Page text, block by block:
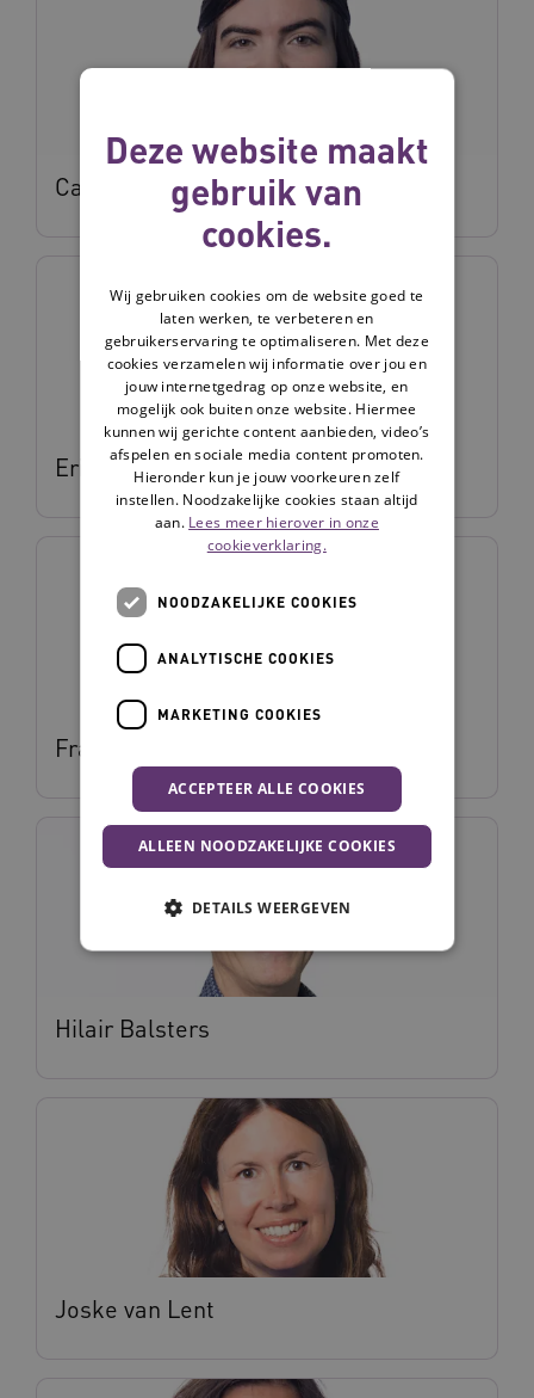
Carlien Kreuwel
Erik de Jeu
Franka Dinnissen
Hilair Balsters
Joske van Lent
Deze website maakt
gebruik van
cookies.
Wij gebruiken cookies om de website goed te
laten werken, te verbeteren en
gebruikerservaring te optimaliseren. Met deze
cookies verzamelen wij informatie over jou en
jouw internetgedrag op onze website, en
mogelijk ook buiten onze website. Hiermee
kunnen wij gerichte content aanbieden, video’s
afspelen en sociale media content promoten.
Hieronder kun je jouw voorkeuren zelf
instellen. Noodzakelijke cookies staan altijd
aan. Lees meer hierover in onze
cookieverklaring.
NOODZAKELIJKE COOKIES
ANALYTISCHE COOKIES
MARKETING COOKIES
ACCEPTEER ALLE COOKIES
ALLEEN NOODZAKELIJKE COOKIES
DETAILS WEERGEVEN
Noodzakelijke cookies
Analytische cookies
ervoor dat de website werkt. Deze cookies
worden altijd geplaatst en maken geen inbreuk
op uw privacy.
Provider
__Secure-ROLLOUT_TOKEN
.youtube.com
UMB_SESSION
www.vilans.nl